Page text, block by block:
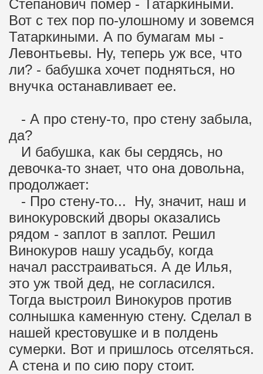
Степанович помер - Татаркиными.
Вот с тех пор по-улошному и зовемся
Татаркиными. А по бумагам мы -
Левонтьевы. Ну, теперь уж все, что
ли? - бабушка хочет подняться, но
внучка останавливает ее.
- А про стену-то, про стену забыла,
да?
И бабушка, как бы сердясь, но
девочка-то знает, что она довольна,
продолжает:
- Про стену-то... Ну, значит, наш и
винокуровский дворы оказались
рядом - заплот в заплот. Решил
Винокуров нашу усадьбу, когда
начал расстраиваться. А де Илья,
это уж твой дед, не согласился.
Тогда выстроил Винокуров против
солнышка каменную стену. Сделал в
нашей крестовушке и в полдень
сумерки. Вот и пришлось отселяться.
А стена и по сию пору стоит.